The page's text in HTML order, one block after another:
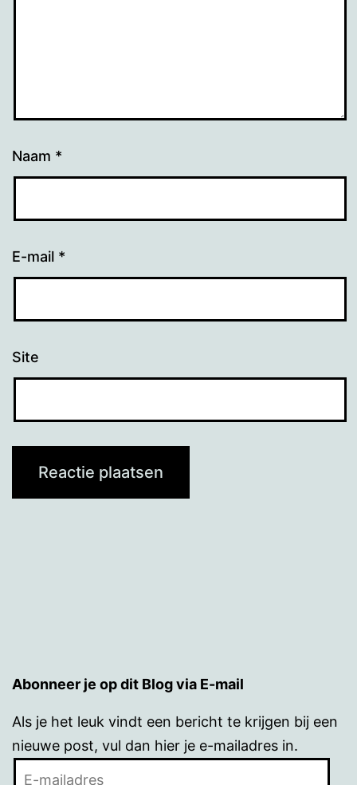
Naam *
E-mail *
Site
Abonneer je op dit Blog via E-mail
Als je het leuk vindt een bericht te krijgen bij een
nieuwe post, vul dan hier je e-mailadres in.